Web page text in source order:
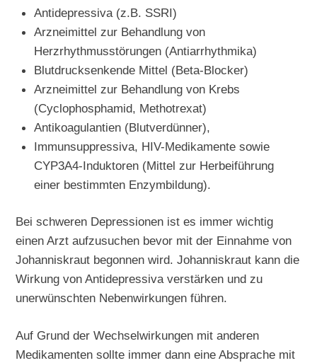
Antidepressiva (z.B. SSRI)
Arzneimittel zur Behandlung von
Herzrhythmusstörungen (Antiarrhythmika)
Blutdrucksenkende Mittel (Beta-Blocker)
Arzneimittel zur Behandlung von Krebs
(Cyclophosphamid, Methotrexat)
Antikoagulantien (Blutverdünner),
Immunsuppressiva, HIV-Medikamente sowie
CYP3A4-Induktoren (Mittel zur Herbeiführung
einer bestimmten Enzymbildung).
Bei schweren Depressionen ist es immer wichtig
einen Arzt aufzusuchen bevor mit der Einnahme von
Johanniskraut begonnen wird. Johanniskraut kann die
Wirkung von Antidepressiva verstärken und zu
unerwünschten Nebenwirkungen führen.
Auf Grund der Wechselwirkungen mit anderen
Medikamenten sollte immer dann eine Absprache mit